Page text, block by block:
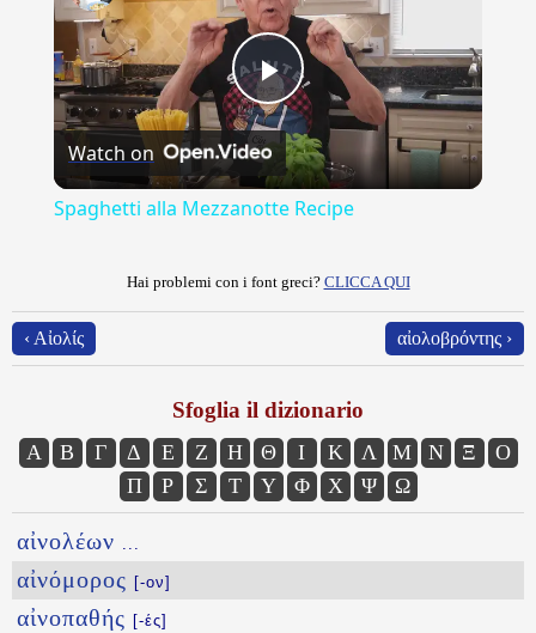
Play
Video
Watch on
Spaghetti alla Mezzanotte Recipe
Hai problemi con i font greci? CLICCA QUI
‹ Αἰολίς αἰολοβρόντης ›
Sfoglia il dizionario
Α Β Γ Δ Ε Ζ Η Θ Ι Κ Λ Μ Ν Ξ
Ο
Π
Ρ Σ Τ Υ Φ Χ Ψ Ω
αἰνολέων ...
αἰνόμορος [-ον]
αἰνοπαθής [-ές]